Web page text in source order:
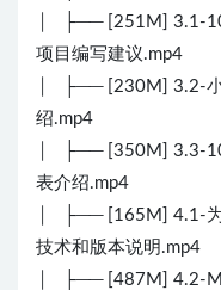
│ ├── [251M] 3.1-
项目编写建议.mp4
│ ├── [230M] 3.2-小
绍.mp4
│ ├── [350M] 3.3-
表介绍.mp4
│ ├── [165M] 4.1-为
技术和版本说明.mp4
│ ├── [487M] 4.2-